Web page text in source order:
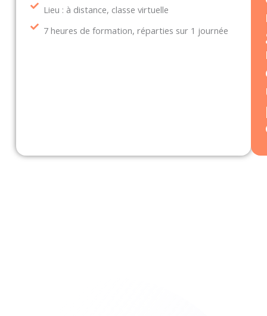
Lieu : à distance, classe virtuelle
7 heures de formation, réparties sur 1 journée